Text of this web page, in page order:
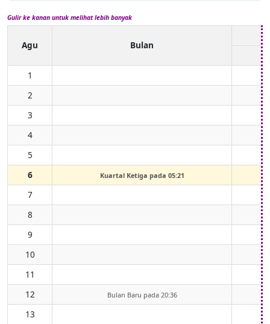
Gulir ke kanan untuk melihat lebih banyak
Agu Bulan
1
2
3
4
5
6
Kuartal Ketiga pada 05:21
7
8
9
10
11
12
Bulan Baru pada 20:36
13